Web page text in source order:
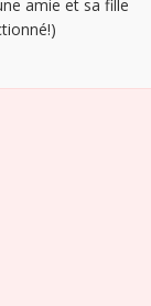
amie et sa fille